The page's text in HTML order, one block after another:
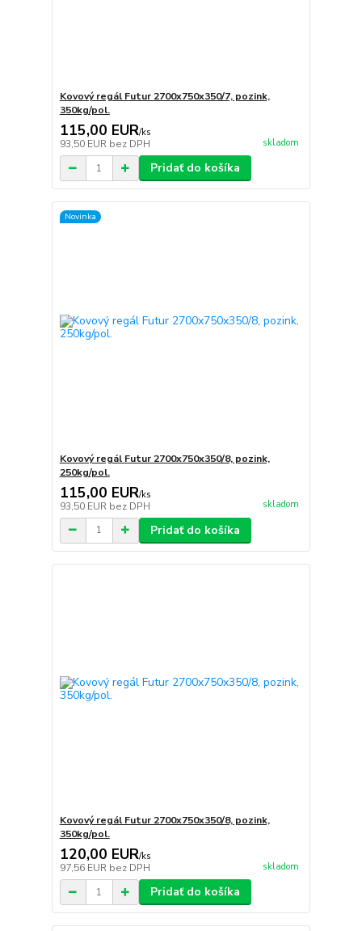
Kovový regál Futur 2700x750x350/7, pozink,
350kg/pol.
115,00 EUR/ks
93,50 EUR bez DPH skladom
Pridať do košíka
Novinka
Kovový regál Futur 2700x750x350/8, pozink,
250kg/pol.
115,00 EUR/ks
93,50 EUR bez DPH skladom
Pridať do košíka
Kovový regál Futur 2700x750x350/8, pozink,
350kg/pol.
120,00 EUR/ks
97,56 EUR bez DPH skladom
Pridať do košíka